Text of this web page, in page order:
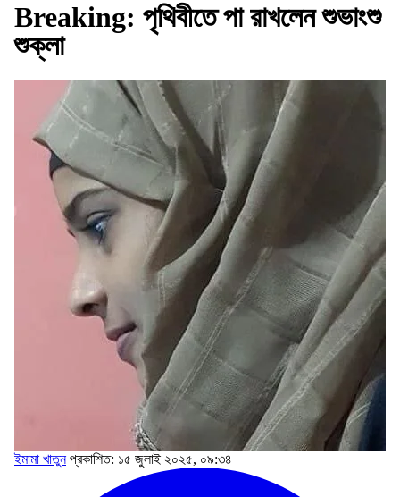
Breaking: পৃথিবীতে পা রাখলেন শুভাংশু
শুক্লা
ইমামা খাতুন প্রকাশিত: ১৫ জুলাই ২০২৫, ০৯:৩৪